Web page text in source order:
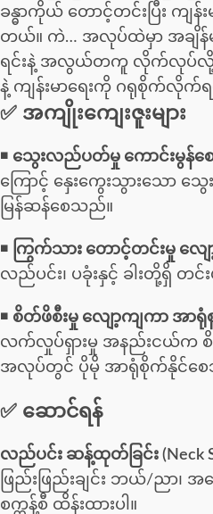
ခန္ဓာကိုယ် တောင့်တင်းပြီး ကျန်
တယ်။ ကဲ… အလုပ်ထဲမှာ အချိန်မ
ရင်းနဲ့ အလွယ်တကူ လိုက်လုပ်လို့
နဲ့ ကျန်းမာရေးကို ဂရုစိုက်လိုက်
✅ အကျိုးကျေးဇူးများ
◾ သွေးလည်ပတ်မှု ကောင်းမွန်စေ
ကြောင့် နှေးကွေးသွားသော သွ
မြန်ဆန်စေသည်။
◾ ကြွက်သား တောင့်တင်းမှု လျော့
လည်ပင်း၊ ပခုံးနှင့် ခါးတို့ရှိ တင်
◾ စိတ်ဖိစီးမှု လျော့ကျကာ အာရုံ
လက်လှုပ်ရှားမှု အနည်းငယ်က စိ
အလုပ်တွင် ပိုမို အာရုံစိုက်နိုင်စ
✅ ဆောင်ရန်
လည်ပင်း ဆန့်ထုတ်ခြင်း (Neck
ဖြည်းဖြည်းချင်း ဘယ်/ညာ၊ အ
စက္ကန့်စီ ထိန်းထားပါ။